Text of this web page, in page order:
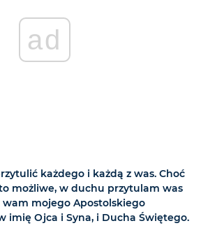
ad
każdego i każdą z was. Choć
możliwe, w duchu przytulam was
wam mojego Apostolskiego
imię Ojca i Syna, i Ducha Świętego.